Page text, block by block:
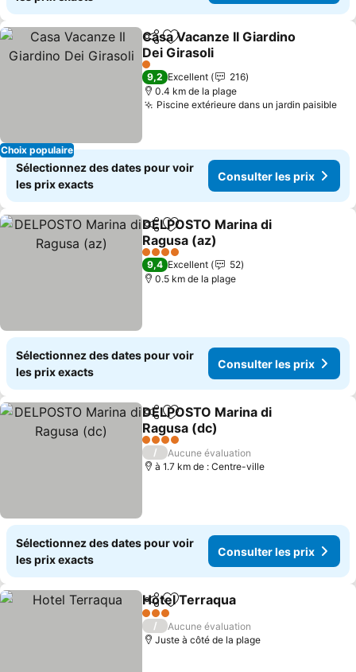
Choix populaire
PartagerAjouter à mes favoris
Casa Vacanze Il Giardino
Dei Girasoli
Consulter les prix
1 Étoiles
9,2 Excellent
216
0.4 km de la plage
Piscine extérieure dans un jardin paisible
Sélectionnez des dates pour voir
les prix exacts
Consulter les prix
PartagerAjouter à mes favoris
DELPOSTO Marina di
Ragusa (az)
Consulter les prix
4 Étoiles
9,4 Excellent
52
0.5 km de la plage
Sélectionnez des dates pour voir
les prix exacts
Consulter les prix
PartagerAjouter à mes favoris
DELPOSTO Marina di
Ragusa (dc)
Consulter les prix
4 Étoiles
/
Aucune évaluation
à 1.7 km de : Centre-ville
Sélectionnez des dates pour voir
les prix exacts
Consulter les prix
PartagerAjouter à mes favoris
Hotel Terraqua
3 Étoiles
/
Aucune évaluation
Juste à côté de la plage